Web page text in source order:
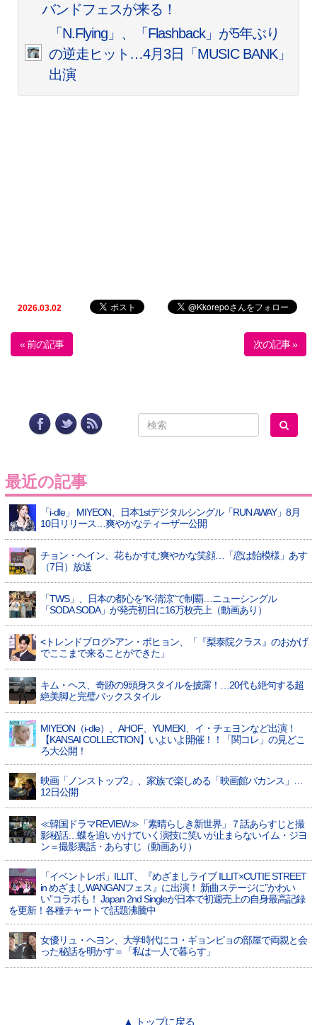
バンドフェスが来る！
「N.Flying」、「Flashback」が5年ぶり
の逆走ヒット…4月3日「MUSIC BANK」
出演
2026.03.02
« 前の記事 次の記事 »
最近の記事
「i-dle」 MIYEON、日本1stデジタルシングル「RUN AWAY」8月
10日リリース…爽やかなティーザー公開
チョン・ヘイン、花もかすむ爽やかな笑顔…「恋は飴模様」あす
（7日）放送
「TWS」、日本の都心を“K-清涼”で制覇…ニューシングル
「SODA SODA」が発売初日に16万枚売上（動画あり）
<トレンドブログ>アン・ボヒョン、「『梨泰院クラス』のおかげ
でここまで来ることができた」
キム・ヘス、奇跡の9頭身スタイルを披露！…20代も絶句する超
絶美脚と完璧バックスタイル
MIYEON（i-dle）、​AHOF​、YUMEKI、イ・チェヨンなど出演！
【KANSAI COLLECTION】いよいよ開催！！「関コレ」の見どこ
ろ大公開！
映画「ノンストップ2」、家族で楽しめる「映画館バカンス」…
12日公開
≪韓国ドラマREVIEW≫「素晴らしき新世界」７話あらすじと撮
影秘話…蝶を追いかけていく演技に笑いが止まらないイム・ジヨ
ン＝撮影裏話・あらすじ（動画あり）
「イベントレポ」ILLIT、『めざましライブ ILLIT×CUTIE STREET
in めざましWANGANフェス』に出演！ 新曲ステージに”かわい
い”コラボも！ Japan 2nd Singleが日本で初週売上の自身最高記録
を更新！各種チャートで話題沸騰中
女優リュ・ヘヨン、大学時代にコ・ギョンピョの部屋で両親と会
った秘話を明かす＝「私は一人で暮らす」
▲ トップに戻る